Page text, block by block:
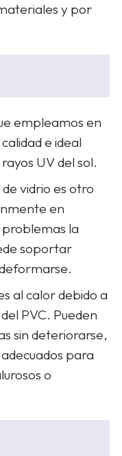
y por
empleamos en
e ideal
UV del sol.
vidrio es otro
en
la
soportar
al calor debido a
PVC. Pueden
sin deteriorarse,
para
o